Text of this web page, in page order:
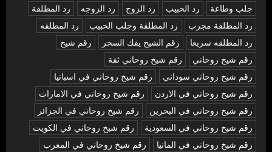
جلب وطاعة
رد الحبيب رد الزوج رد الزوجه
رد المطلقة
رد المطلقة مجرب
رد المطلقة وجلب الحبيب
رد المطلقه
رد المطلقه سريعا
رقم الشيخ يفك السحر
رقم شيخ
رقم شيخ روحاني
رقم شيخ روحاني ثقة
رقم شيخ روحاني سوداني
رقم شيخ روحاني في اسبانيا
رقم شيخ روحاني في الاردن
رقم شيخ روحاني في الامارات
رقم شيخ روحاني في البحرين
رقم شيخ روحاني في الجزائر
رقم شيخ روحاني في السعودية
رقم شيخ روحاني في الكويت
رقم شيخ روحاني في المانيا
رقم شيخ روحاني في المغرب